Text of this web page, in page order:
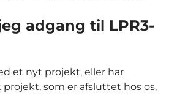
adgang til LPR3-
et nyt projekt, eller har
som er afsluttet hos os,